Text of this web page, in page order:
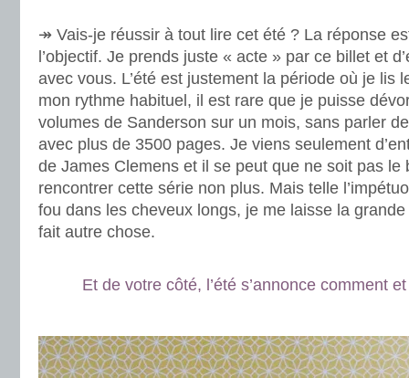
↠ Vais-je réussir à tout lire cet été ? La réponse
l’objectif. Je prends juste « acte » par ce billet et
avec vous. L’été est justement la période où je lis
mon rythme habituel, il est rare que je puisse
volumes de Sanderson sur un mois, sans parler
avec plus de 3500 pages. Je viens seulement
de James Clemens et il se peut que ne soit pas le
rencontrer cette série non plus. Mais telle
fou dans les cheveux longs, je me laisse la
fait autre chose.
Et de votre côté, l’été s’annonce comment